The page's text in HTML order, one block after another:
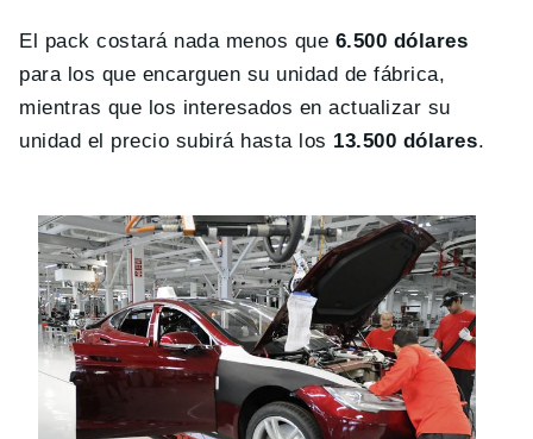
El pack costará nada menos que 6.500 dólares
para los que encarguen su unidad de fábrica,
mientras que los interesados en actualizar su
unidad el precio subirá hasta los 13.500 dólares.